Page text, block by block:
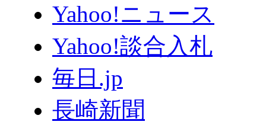
Yahoo!ニュース
Yahoo!談合入札
毎日.jp
長崎新聞